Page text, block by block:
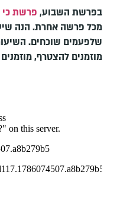
בפרשת השבוע, פרשת
מכל פרשה אחרת. הנה
שלפעמים שוכחים.
מוזמנים להצטרף,